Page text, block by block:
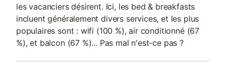
les vacanciers désirent. Ici, les bed & breakfasts
incluent généralement divers services, et les plus
populaires sont : wifi (100 %), air conditionné (67
%), et balcon (67 %)... Pas mal n'est-ce pas ?